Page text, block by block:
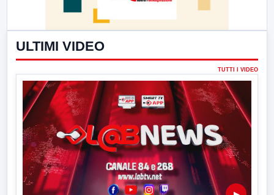
ULTIMI VIDEO
TUTTI I VIDEO